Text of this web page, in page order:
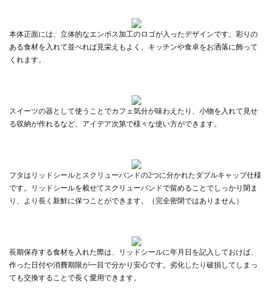
本体正面には、立体的なエンボス加工のロゴが入ったデザインです。彩りの
ある食材を入れて並べれば見栄えもよく、キッチンや食卓をお洒落に飾って
くれます。
スイーツの器として使うことでカフェ気分が味わえたり、小物を入れて見せ
る収納が作れるなど、アイデア次第で様々な使い方ができます。
フタはリッドシールとスクリューバンドの2つに分かれたダブルキャップ仕様
です。リッドシールを載せてスクリューバンドで留めることでしっかり閉ま
り、より長く新鮮に保つことができます。（完全密閉ではありません）
長期保存する食材を入れた際は、リッドシールに年月日を記入しておけば、
作った日付や消費期限が一目で分かり安心です。劣化したり破損してしまっ
ても交換することで長く愛用できます。